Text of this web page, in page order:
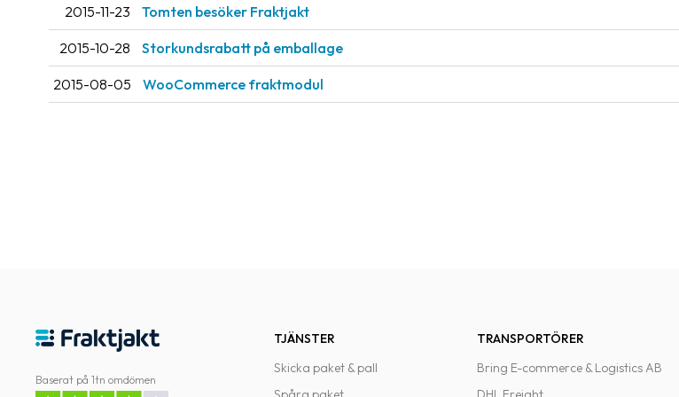
2015-11-23 Tomten besöker Fraktjakt
2015-10-28 Storkundsrabatt på emballage
2015-08-05 WooCommerce fraktmodul
Baserat på 1tn omdömen
TJÄNSTER
Skicka paket & pall
TRANSPORTÖRER
Bring E-commerce & Logistics AB